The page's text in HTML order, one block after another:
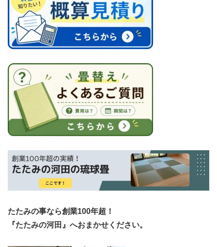
たたみの事なら創業100年超！
『たたみの河田』へおまかせください。